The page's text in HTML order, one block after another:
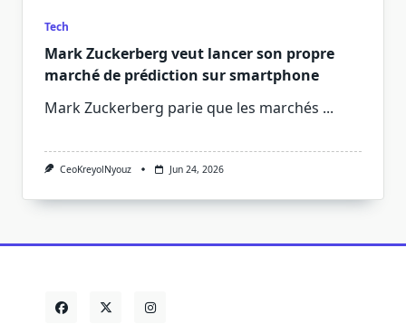
Tech
Mark Zuckerberg veut lancer son propre
marché de prédiction sur smartphone
Mark Zuckerberg parie que les marchés ...
CeoKreyolNyouz Jun 24, 2026